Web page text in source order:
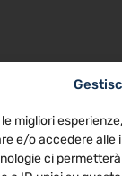
migliori
e/o accedere alle
ci